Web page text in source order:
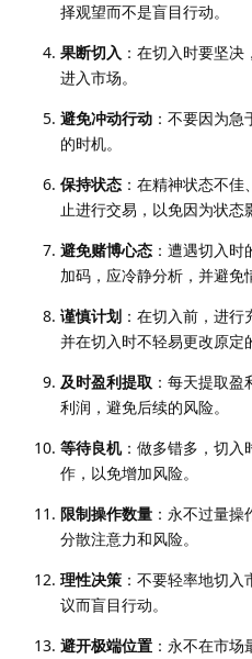
择观望而不是盲目行动。
果断切入 ：在切入时要坚
进入市场。
避免冲动行动 ：不要因为
的时机。
保持状态 ：在精神状态不
止进行交易，以免因为状态
避免赌博心态 ：遭遇切入
加码，应冷静分析，并避免
谨慎计划 ：在切入前，进
并在切入时不轻易更改原定
及时盈利提取 ：每天提取
利润，避免后续的风险。
等待良机：做多错多，切入
作，以免增加风险。
限制操作数量 ：永不过量
分散注意力和风险。
理性决策 ：不要轻率地切
议而盲目行动。
避开极端位置 ：永不在市